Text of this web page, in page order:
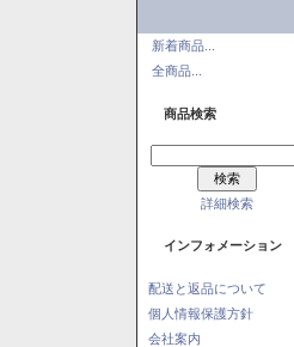
新着商品...
全商品...
商品検索
詳細検索
インフォメーション
配送と返品について
個人情報保護方針
会社案内